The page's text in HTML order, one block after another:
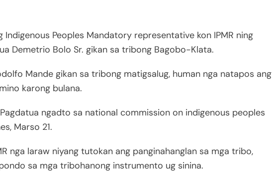
Peoples Mandatory representative kon IPMR ning
Demetrio Bolo Sr. gikan sa tribong Bagobo-Klata.
Mande gikan sa tribong matigsalug, human nga natapos ang
karong bulana.
ngadto sa national commission on indigenous peoples
Marso 21.
nga laraw niyang tutokan ang panginahanglan sa mga tribo,
sa mga tribohanong instrumento ug sinina.